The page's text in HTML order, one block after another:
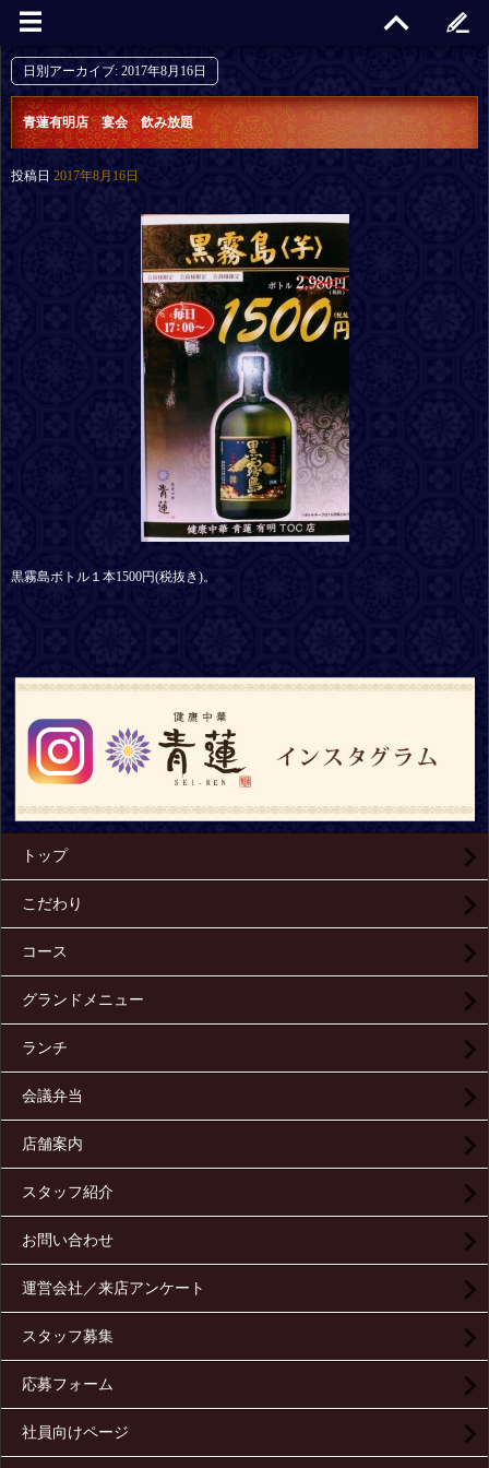
日別アーカイブ: 2017年8月16日
青蓮有明店 宴会 飲み放題
投稿日 2017年8月16日
黒霧島ボトル１本1500円(税抜き)。
トップ
こだわり
コース
グランドメニュー
ランチ
会議弁当
店舗案内
スタッフ紹介
お問い合わせ
運営会社／来店アンケート
スタッフ募集
応募フォーム
社員向けページ